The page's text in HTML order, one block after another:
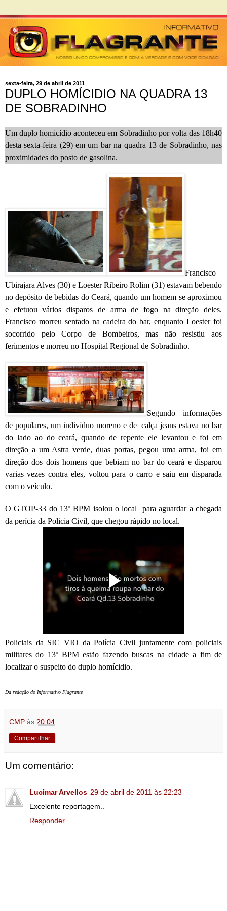
sexta-feira, 29 de abril de 2011
DUPLO HOMÍCIDIO NA QUADRA 13
DE SOBRADINHO
Um duplo homicídio aconteceu em Sobradinho por volta das 18h40
desta sexta-feira (29) em um bar na quadra 13 de Sobradinho, nas
proximidades do posto de gasolina.
Francisco
Ubirajara Alves (30) e Loester Ribeiro Rolim (31) estavam bebendo
no depósito de bebidas do Ceará, quando um homem se aproximou
e efetuou vários disparos de arma de fogo na direção deles.
Francisco morreu sentado na cadeira do bar, enquanto Loester foi
socorrido pelo Corpo de Bombeiros, mas não resistiu aos
ferimentos e morreu no Hospital Regional de Sobradinho.
Segundo informações
de populares, um indivíduo moreno e de calça jeans estava no bar
do lado ao do ceará, quando de repente ele levantou e foi em
direção a um Astra verde, duas portas, pegou uma arma, foi em
direção dos dois homens que bebiam no bar do ceará e disparou
varias vezes contra eles, voltou para o carro e saiu em disparada
com o veículo.
O GTOP-33 do 13º BPM isolou o local para aguardar a chegada
da perícia da Policia Civil, que chegou rápido no local.
Policiais da SIC VIO da Polícia Civil juntamente com policiais
militares do 13º BPM estão fazendo buscas na cidade a fim de
localizar o suspeito do duplo homícidio.
Da redação do Informativo Flagrante
CMP às 20:04
Compartilhar
Um comentário:
Lucimar Arvellos 29 de abril de 2011 às 22:23
Excelente reportagem..
Responder